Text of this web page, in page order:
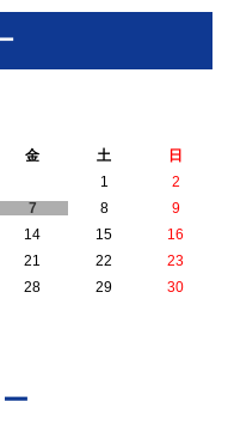
金 土
日
1
2
7 8
9
14 15
16
21 22
23
28 29
30